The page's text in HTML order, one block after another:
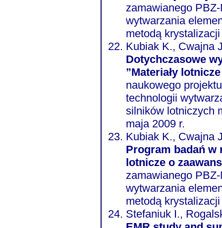
zamawianego
wytwarzania
metodą
Kubiak K., Cwajna
Dotychczasowe
”Materiały
naukowego
technologii
silników lotniczych
maja 2009 r.
Kubiak K., Cwajna
Program badań w
lotnicze o
zamawianego
wytwarzania
metodą
Stefaniuk I.,